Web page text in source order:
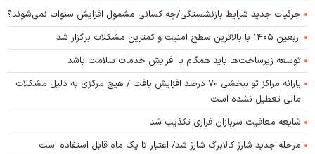
جزئیات جدید شرایط بازنشستگی/چه کسانی مشمول افزایش سنوات نمی‌شوند؟
اربعین ۱۴۰۵ با بالاترین سطح امنیت و کمترین مشکلات برگزار شد
توسعه زیرساخت‌ها باید همگام با افزایش خدمات سلامت باشد
یارانه مراکز توانبخشی ۷۰ درصد افزایش یافت / هیچ مرکزی به دلیل مشکلات
مالی تعطیل نشده است
شایعه معافیت سربازان فراری تکذیب شد
مرحله جدید شارژ کالابرگ شارژ شد/ اعتبار تا یک ماه قابل استفاده است